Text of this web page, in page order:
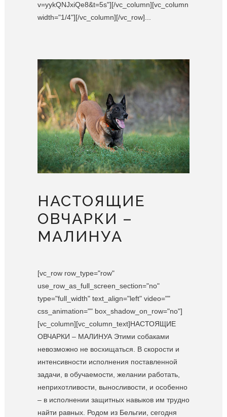
v=yykQNJxiQe8&t=5s"][/vc_column][vc_column
width="1/4"][/vc_column][/vc_row]...
НАСТОЯЩИЕ
ОВЧАРКИ –
МАЛИНУА
[vc_row row_type="row"
use_row_as_full_screen_section="no"
type="full_width" text_align="left" video=""
css_animation="" box_shadow_on_row="no"]
[vc_column][vc_column_text]НАСТОЯЩИЕ
ОВЧАРКИ – МАЛИНУА Этими собаками
невозможно не восхищаться. В скорости и
интенсивности исполнения поставленной
задачи, в обучаемости, желании работать,
неприхотливости, выносливости, и особенно
– в исполнении защитных навыков им трудно
найти равных. Родом из Бельгии, сегодня